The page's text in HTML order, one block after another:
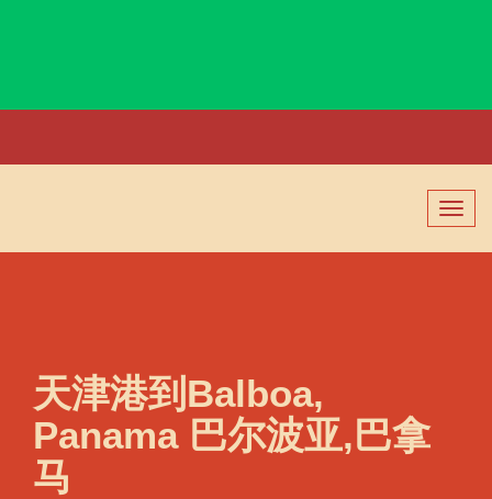
切
换
导
天津港到Balboa,
Panama 巴尔波亚,巴拿
马